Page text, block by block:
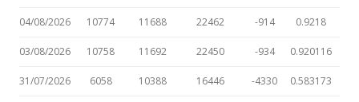
04/08/2026 10774 11688 22462 -914 0.9218
03/08/2026 10758 11692 22450 -934 0.920116
31/07/2026 6058 10388 16446 -4330 0.583173